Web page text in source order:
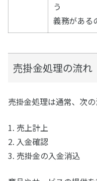
う
義務がある
売掛金処理の流れ
売掛金処理は通常、次の
1. 売上計上
2. 入金確認
3. 売掛金の入金消込